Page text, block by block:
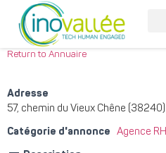
Return to Annuaire
Adresse
57, chemin du Vieux Chêne (38240)
Catégorie d'annonce Agence